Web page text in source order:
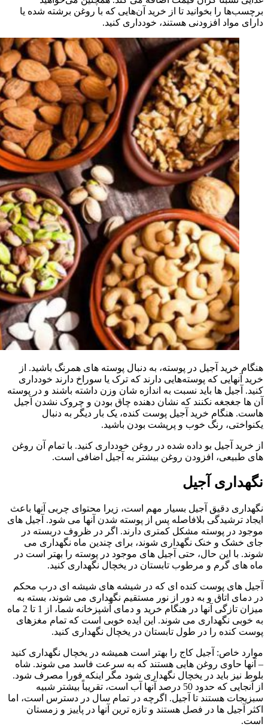
برچسب‌ها را بخوانید تا از خرید آن‌هایی که با روغن برشته شده یا
دارای مواد افزودنی هستند، خودداری کنید.
هنگام خرید آجیل در پوسته، به دنبال پوسته های همرنگ باشید. از
خرید آنهایی که پوسته‌هایی دارند که ترک یا سوراخ دارند خودداری
کنید. آجیل ها باید نسبت به اندازه شان وزن داشته باشند و در پوسته
آن ها جغجغه نکنند که نشان دهنده چاق بودن و چروک نشدن آجیل
هاست. هنگام خرید آجیل پوست کنده، یک بار دیگر به دنبال
یکنواختی، رنگ خوب و پرپشت بودن باشید.
از خرید آجیل بو داده شده در روغن خودداری کنید. با تمام آن روغن
های طبیعی، افزودن روغن بیشتر به آجیل اضافی است.
نگهداری آجیل
نگهداری دقیق آجیل بسیار مهم است، زیرا محتوای چربی آنها باعث
ایجاد ترشیدگی بلافاصله پس از پوسته شدن آنها می شود. آجیل های
موجود در پوسته مشکل کمتری دارند. اگر در ظروف دربسته در
جای خشک و خنک نگهداری شوند، برای چندین ماه نگهداری می
شوند. با این حال، حتی آجیل های موجود در پوسته را بهتر است در
ماه های گرم و مرطوب تابستان در یخچال نگهداری کنید.
آجیل های پوست کنده ای که در شیشه های شیشه ای درب محکم
در دمای اتاق و به دور از نور مستقیم نگهداری می شوند، بسته به
میزان تازگی آنها در هنگام خرید و دمای آشپزخانه شما، از 1 تا 2 ماه
به خوبی نگهداری می شوند. این ایده خوبی است که تمام مغزهای
پوست کنده را در طول تابستان در یخچال نگهداری کنید.
موارد خاص: آجیل کاج را بهتر است همیشه در یخچال نگهداری کنید
– آنها حاوی روغن هایی هستند که به سرعت فاسد می شوند. شاه
بلوط نیز باید در یخچال نگهداری شود مگر اینکه فورا مصرف شود.
از آنجایی که حدود 50 درصد آنها آب است، تقریباً بیشتر شبیه
سبزیجات هستند تا آجیل. اگرچه در تمام سال در دسترس است، اما
اکثر آجیل ها در فصل هستند و تازه ترین آنها در پاییز و زمستان
است.